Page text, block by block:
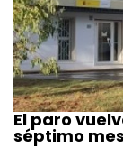
El paro
séptimo